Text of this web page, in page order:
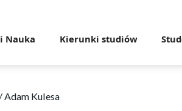
Nauka Kierunki studiów
Adam Kulesa